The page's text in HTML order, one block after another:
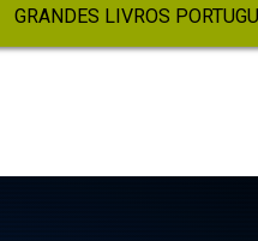
GRANDES LIVROS